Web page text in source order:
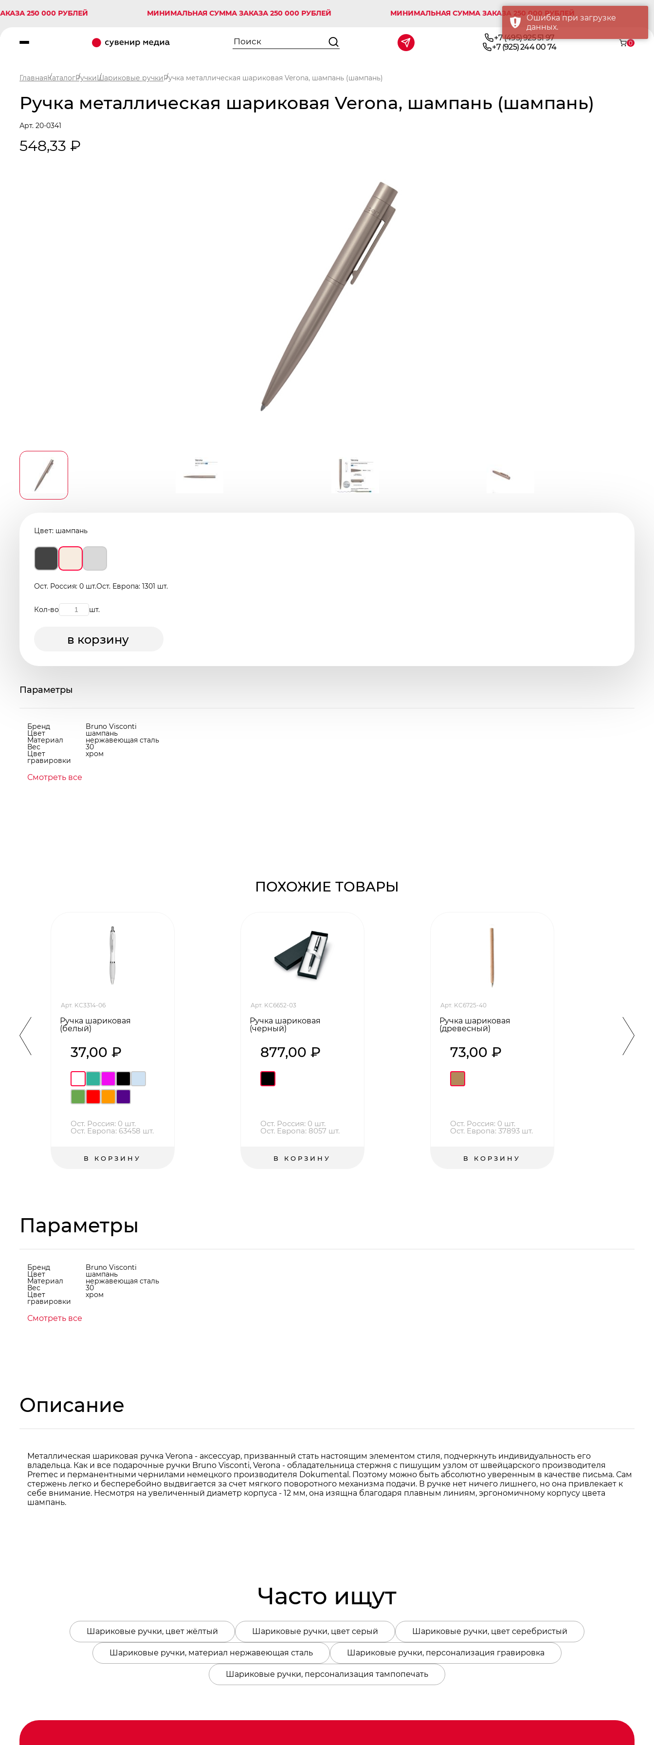
000 РУБЛЕЙ МИНИМАЛЬНАЯ СУММА ЗАКАЗА 250 000 РУБЛЕЙ МИНИМАЛЬНАЯ СУММА ЗАКАЗА 250 000 РУБЛЕЙ
+7 (495) 925 51 97
+7 (925) 244 00 74
0
ГлавнаяКаталогРучкиШариковые ручкиРучка металлическая шариковая Verona, шампань (шампань)
Ручка металлическая шариковая Verona, шампань (шампань)
Арт. 20-0341
548,33 ₽
Цвет: шампань
Ост. Россия: 0 шт.Ост. Европа: 1301 шт.
Кол-во шт.
в корзину
Параметры
Бренд Bruno Visconti
Цвет шампань
Материал нержавеющая cталь
Вес 30
Цвет
гравировки
хром
Смотреть все
ПОХОЖИЕ ТОВАРЫ
Арт. KC3314-06
Ручка шариковая
(белый)
37,00 ₽
Ост. Россия: 0 шт.
Ост. Европа: 63458 шт.
В КОРЗИНУ
Арт. KC6652-03
Ручка шариковая
(черный)
877,00 ₽
Ост. Россия: 0 шт.
Ост. Европа: 8057 шт.
В КОРЗИНУ
Арт. KC6725-40
Ручка шариковая
(древесный)
73,00 ₽
Ост. Россия: 0 шт.
Ост. Европа: 37893 шт.
В КОРЗИНУ
Параметры
Бренд Bruno Visconti
Цвет шампань
Материал нержавеющая cталь
Вес 30
Цвет
гравировки
хром
Смотреть все
Описание
Металлическая шариковая ручка Verona - аксессуар, призванный стать настоящим элементом стиля, подчеркнуть индивидуальность его
владельца. Как и все подарочные ручки Bruno Visconti, Verona - обладательница стержня с пишущим узлом от швейцарского производителя
Premec и перманентными чернилами немецкого производителя Dokumental. Поэтому можно быть абсолютно уверенным в качестве письма. Сам
стержень легко и бесперебойно выдвигается за счет мягкого поворотного механизма подачи. В ручке нет ничего лишнего, но она привлекает к
себе внимание. Несмотря на увеличенный диаметр корпуса - 12 мм, она изящна благодаря плавным линиям, эргономичному корпусу цвета
шампань.
Часто ищут
Шариковые ручки, цвет жёлтый Шариковые ручки, цвет серый Шариковые ручки, цвет серебристый
Шариковые ручки, материал нержавеющая сталь Шариковые ручки, персонализация гравировка
Шариковые ручки, персонализация тампопечать
Ошибка при загрузке
данных.